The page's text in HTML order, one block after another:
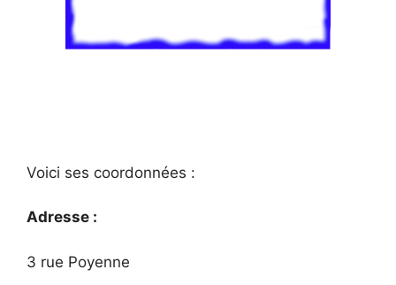
Voici ses coordonnées :
Adresse :
3 rue Poyenne